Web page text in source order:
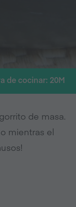
de cocinar: 20M
de masa.
mientras el